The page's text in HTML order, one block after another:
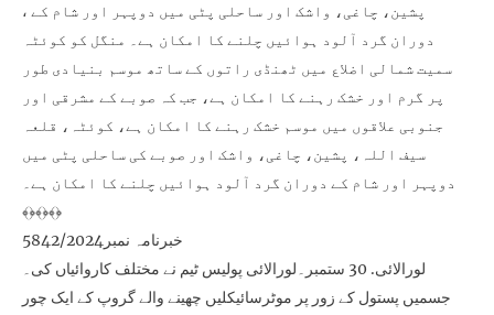
، پشین، چاغی، واشک اور ساحلی پٹی میں دوپہر اور شام کے
دوران گرد آلود ہوائیں چلنے کا امکان ہے۔ منگل کو کوئٹہ
سمیت شمالی اضلاع میں ٹھنڈی راتوں کے ساتھ موسم بنیادی طور
پر گرم اور خشک رہنے کا امکان ہے، جب کہ صوبے کے مشرقی اور
جنوبی علاقوں میں موسم خشک رہنے کا امکان ہے، کوئٹہ، قلعہ
سیف اللہ، پشین، چاغی، واشک اور صوبے کی ساحلی پٹی میں
دوپہر اور شام کے دوران گرد آلود ہوائیں چلنے کا امکان ہے۔
﴾﴿﴾﴿﴾﴿
خبرنامہ نمبر5842/2024
لورالائی. 30 ستمبر۔لورالائی پولیس ٹیم نے مختلف کاروائیاں کی۔
جسمیں پستول کے زور پر موٹرسائیکلیں چھینے والے گروپ کے ایک چور